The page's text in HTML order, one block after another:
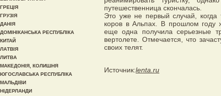
путешественница скончалась.
Это уже не первый случай, когда
коров в Альпах. В прошлом году
еще одна получила серьезные
вертолете. Отмечается, что
своих телят.
Источник:lenta.ru
ГРЕЦІЯ
ГРУЗІЯ
ДАНІЯ
ДОМІНІКАНСЬКА РЕСПУБЛІКА
КИТАЙ
ЛАТВІЯ
ЛИТВА
МАКЕДОНІЯ, КОЛИШНЯ
ЮГОСЛАВСЬКА РЕСПУБЛІКА
МАЛЬДІВИ
НІДЕРЛАНДИ